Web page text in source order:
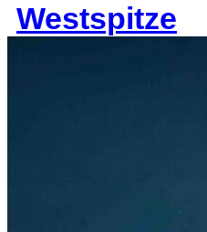
Westspitze